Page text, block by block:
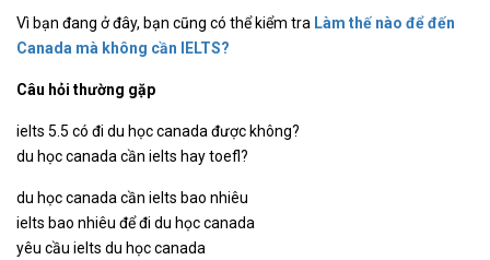
Vì bạn đang ở đây, bạn cũng có thể kiểm tra Làm thế nào để đến
Canada mà không cần IELTS?
Câu hỏi thường gặp
ielts 5.5 có đi du học canada được không?
du học canada cần ielts hay toefl?
du học canada cần ielts bao nhiêu
ielts bao nhiêu để đi du học canada
yêu cầu ielts du học canada